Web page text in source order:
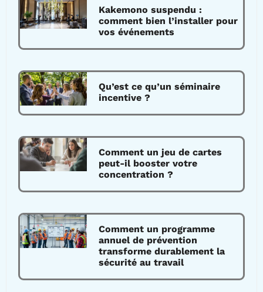
Kakemono suspendu :
comment bien l’installer pour
vos événements
Qu’est ce qu’un séminaire
incentive ?
Comment un jeu de cartes
peut-il booster votre
concentration ?
Comment un programme
annuel de prévention
transforme durablement la
sécurité au travail